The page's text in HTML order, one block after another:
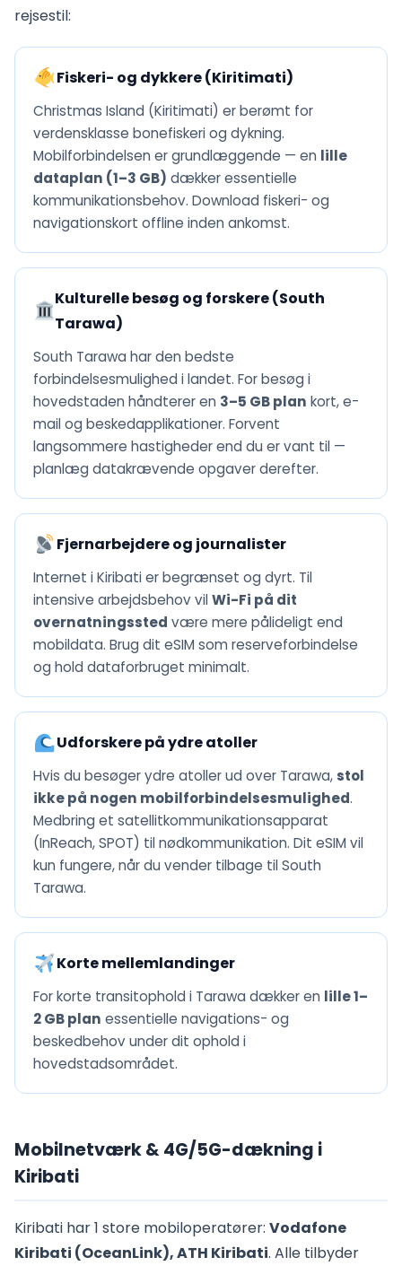
rejsestil:
Fiskeri- og dykkere (Kiritimati)
Christmas Island (Kiritimati) er berømt for
verdensklasse bonefiskeri og dykning.
Mobilforbindelsen er grundlæggende — en lille
dataplan (1–3 GB) dækker essentielle
kommunikationsbehov. Download fiskeri- og
navigationskort offline inden ankomst.
Kulturelle besøg og forskere (South
Tarawa)
South Tarawa har den bedste
forbindelsesmulighed i landet. For besøg i
hovedstaden håndterer en 3–5 GB plan kort, e-
mail og beskedapplikationer. Forvent
langsommere hastigheder end du er vant til —
planlæg datakrævende opgaver derefter.
Fjernarbejdere og journalister
Internet i Kiribati er begrænset og dyrt. Til
intensive arbejdsbehov vil Wi-Fi på dit
overnatningssted være mere pålideligt end
mobildata. Brug dit eSIM som reserveforbindelse
og hold dataforbruget minimalt.
Udforskere på ydre atoller
Hvis du besøger ydre atoller ud over Tarawa, stol
ikke på nogen mobilforbindelsesmulighed.
Medbring et satellitkommunikationsapparat
(InReach, SPOT) til nødkommunikation. Dit eSIM vil
kun fungere, når du vender tilbage til South
Tarawa.
Korte mellemlandinger
For korte transitophold i Tarawa dækker en lille 1–
2 GB plan essentielle navigations- og
beskedbehov under dit ophold i
hovedstadsområdet.
Mobilnetværk & 4G/5G-dækning i
Kiribati
Kiribati har 1 store mobiloperatører: Vodafone
Kiribati (OceanLink), ATH Kiribati. Alle tilbyder